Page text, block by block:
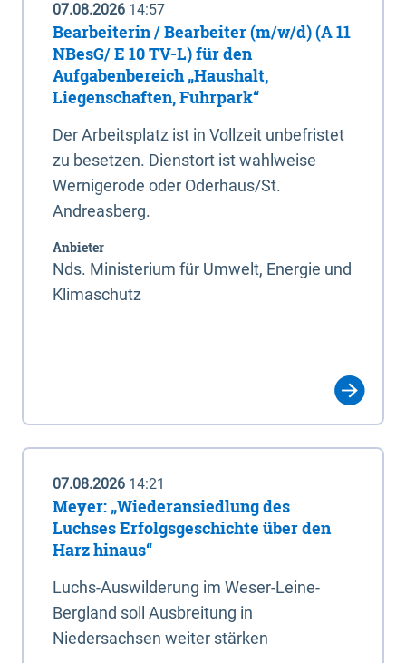
07.08.2026 14:57
Bearbeiterin / Bearbeiter (m/w/d) (A 11
NBesG/ E 10 TV-L) für den
Aufgabenbereich „Haushalt,
Liegenschaften, Fuhrpark“
Der Arbeitsplatz ist in Vollzeit unbefristet
zu besetzen. Dienstort ist wahlweise
Wernigerode oder Oderhaus/St.
Andreasberg.
Anbieter
Nds. Ministerium für Umwelt, Energie und
Klimaschutz
07.08.2026 14:21
Meyer: „Wiederansiedlung des
Luchses Erfolgsgeschichte über den
Harz hinaus“
Luchs-Auswilderung im Weser-Leine-
Bergland soll Ausbreitung in
Niedersachsen weiter stärken